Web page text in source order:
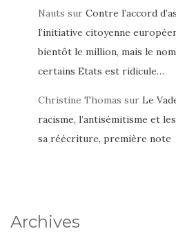
Nauts sur Contre l’accord
l’initiative citoyenne
bientôt le million, mais le
certains Etats est ridicule…
Christine Thomas sur Le
racisme, l’antisémitisme et
sa réécriture, première note
Archives